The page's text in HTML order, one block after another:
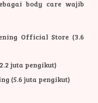
body care wajib
Official Store (3.6
juta pengikut)
(5.6 juta pengikut)